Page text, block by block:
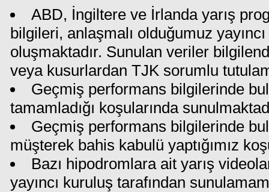
ABD, İngiltere ve İrlanda yarış
bilgileri, anlaşmalı olduğumuz
oluşmaktadır. Sunulan veriler
veya kusurlardan TJK sorumlu
Geçmiş performans bilgilerinde
tamamladığı koşularında
Geçmiş performans bilgilerinde
müşterek bahis kabulü yaptığımız
Bazı hipodromlara ait yarış
yayıncı kuruluş tarafından